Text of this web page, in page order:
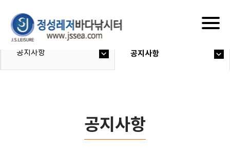
공지사항 공지사항
공지사항